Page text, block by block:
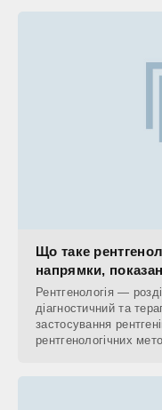
Що таке
напрямки,
Рентгенологія —
діагностичний та
застосування
рентгенологічних